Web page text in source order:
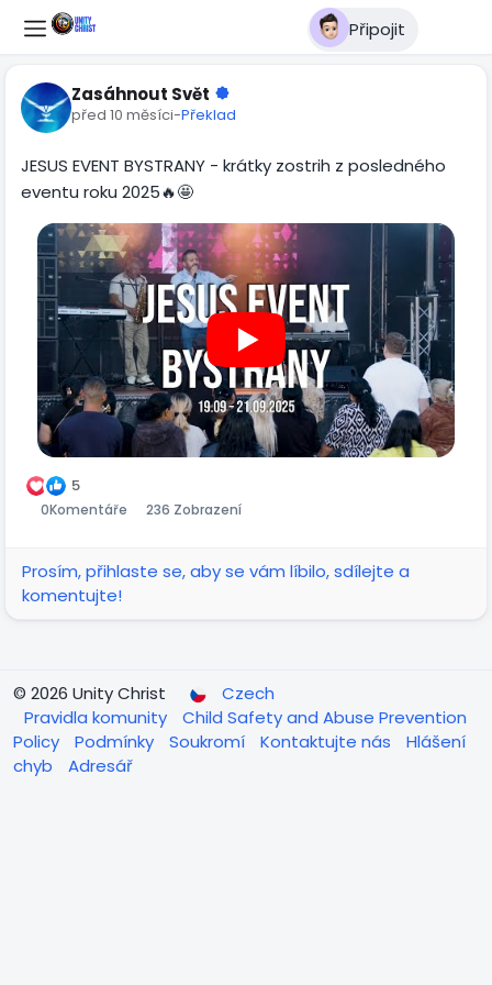
Připojit
Zasáhnout Svět
před 10 měsíci-Překlad
JESUS EVENT BYSTRANY - krátky zostrih z posledného
eventu roku 2025🔥🤩
5
0Komentáře 236 Zobrazení
Prosím, přihlaste se, aby se vám líbilo, sdílejte a
komentujte!
© 2026 Unity Christ
Czech
Pravidla komunity
Child Safety and Abuse Prevention
Policy
Podmínky Soukromí Kontaktujte nás
Hlášení
chyb
Adresář